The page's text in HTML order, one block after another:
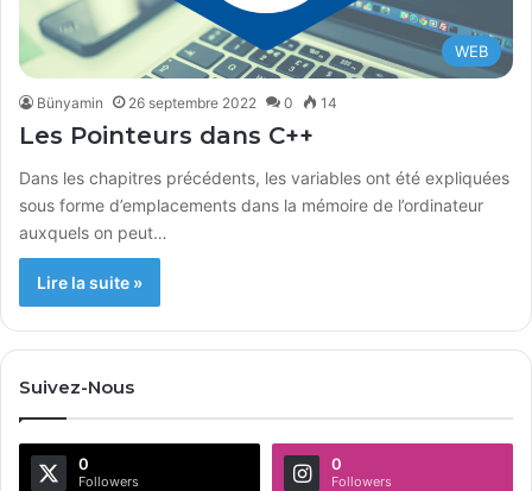
WEB
Bünyamin 26 septembre 2022 0 14
Les Pointeurs dans C++
Dans les chapitres précédents, les variables ont été expliquées
sous forme d’emplacements dans la mémoire de l’ordinateur
auxquels on peut…
Lire la suite »
Suivez-Nous
0
Followers
0
Followers